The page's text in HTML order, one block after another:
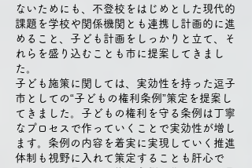
ないためにも、不登校をはじめとした現代的
課題を学校や関係機関とも連携し計画的に進
めること、子ども計画をしっかりと立て、そ
れらを盛り込むことも市に提案してきまし
た。
子ども施策に関しては、実効性を持った逗子
市としての“子どもの権利条例”策定を提案し
てきました。子どもの権利を守る条例は丁寧
なプロセスで作っていくことで実効性が増し
ます。条例の内容を着実に実現していく推進
体制も視野に入れて策定することも肝心で